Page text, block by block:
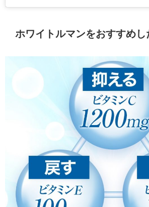
ホワイトルマンをおすすめし